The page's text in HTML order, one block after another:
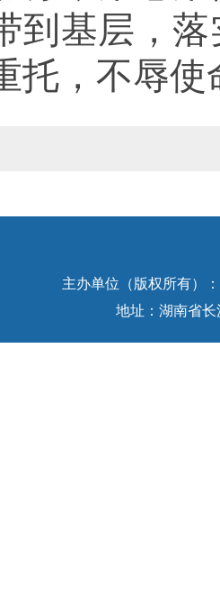
到基层，
托，不辱使
主办单位（版权所有）
地址：湖南省